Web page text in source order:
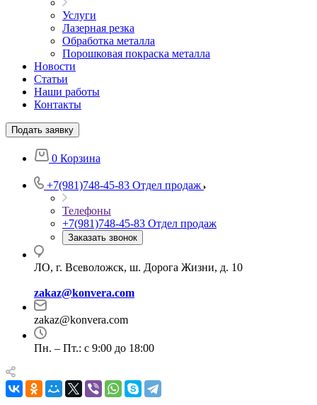
Услуги
Лазерная резка
Обработка металла
Порошковая покраска металла
Новости
Статьи
Наши работы
Контакты
Подать заявку
0 Корзина
+7(981)748-45-83 Отдел продаж
Телефоны
+7(981)748-45-83 Отдел продаж
Заказать звонок
ЛО, г. Всеволожск, ш. Дорога Жизни, д. 10
zakaz@konvera.com
zakaz@konvera.com
Пн. – Пт.: с 9:00 до 18:00